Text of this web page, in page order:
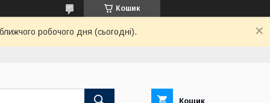
Кошик
робочого дня (сьогодні).
Кошик